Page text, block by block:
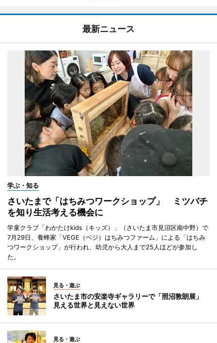
最新ニュース
学ぶ・知る
さいたまで「はちみつワークショップ」 ミツバチ
を知り生活考える機会に
学童クラブ「わかたけkids（キッズ）」（さいたま市見沼区南中野）で
7月29日、養蜂家「VEGE（ベジ）はちみつファーム」による「はちみ
つワークショップ」が行われ、幼児から大人まで25人ほどが参加し
た。
見る・遊ぶ
さいたま市の安楽寺ギャラリーで「照沼敦朗展」
見える世界と見えない世界
見る・遊ぶ